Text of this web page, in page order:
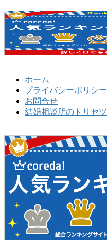
ホーム
プライバシーポリシー
お問合せ
結婚相談所のトリセツ